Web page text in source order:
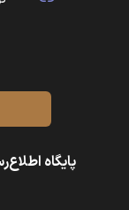
پایگاه